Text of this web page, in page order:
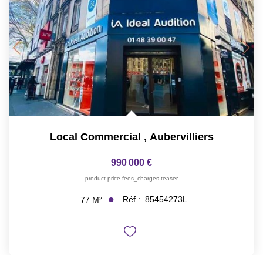
Local Commercial , Aubervilliers
990 000 €
product.price.fees_charges.teaser
77 M² Réf : 85454273L